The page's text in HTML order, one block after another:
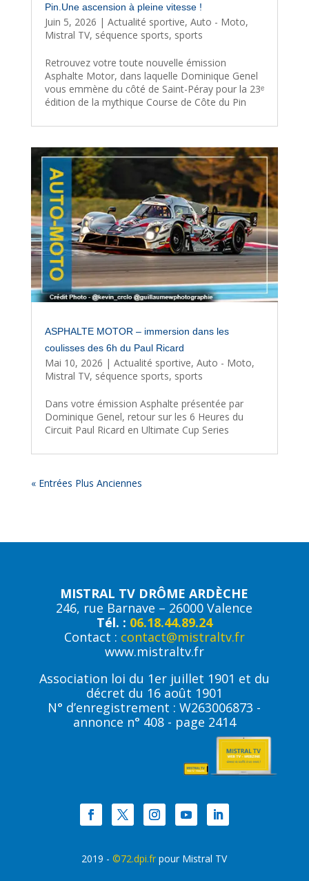
Pin.Une ascension à pleine vitesse !
Juin 5, 2026 | Actualité sportive, Auto - Moto,
Mistral TV, séquence sports, sports
Retrouvez votre toute nouvelle émission
Asphalte Motor, dans laquelle Dominique Genel
vous emmène du côté de Saint-Péray pour la 23ᵉ
édition de la mythique Course de Côte du Pin
ASPHALTE MOTOR – immersion dans les
coulisses des 6h du Paul Ricard
Mai 10, 2026 | Actualité sportive, Auto - Moto,
Mistral TV, séquence sports, sports
Dans votre émission Asphalte présentée par
Dominique Genel, retour sur les 6 Heures du
Circuit Paul Ricard en Ultimate Cup Series
« Entrées Plus Anciennes
MISTRAL TV DRÔME ARDÈCHE
246, rue Barnave – 26000 Valence
Tél. : 06.18.44.89.24
Contact : contact@mistraltv.fr
www.mistraltv.fr
Association loi du 1er juillet 1901 et du
décret du 16 août 1901
N° d’enregistrement : W263006873 -
annonce n° 408 - page 2414
2019 -©72.dpi.fr pour Mistral TV